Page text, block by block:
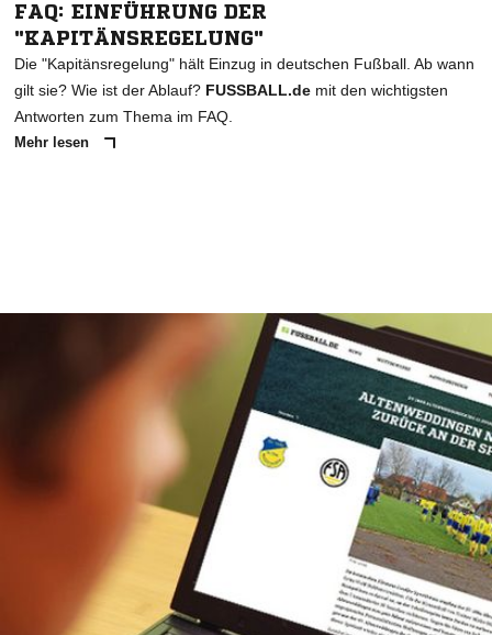
FAQ: EINFÜHRUNG DER
"KAPITÄNSREGELUNG"
Die "Kapitänsregelung" hält Einzug in deutschen Fußball. Ab wann
gilt sie? Wie ist der Ablauf? FUSSBALL.de mit den wichtigsten
Antworten zum Thema im FAQ.
Mehr lesen